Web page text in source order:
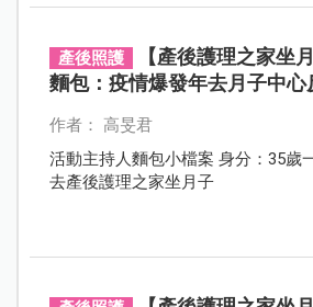
產後照護
【產後護理之家坐
麵包：疫情爆發年去月子中心
作者： 高旻君
活動主持人麵包小檔案 身分：35歲
去產後護理之家坐月子